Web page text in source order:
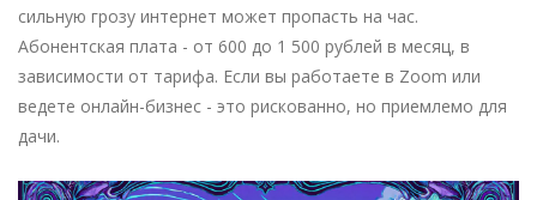
сильную грозу интернет может пропасть на час.
Абонентская плата - от 600 до 1 500 рублей в месяц, в
зависимости от тарифа. Если вы работаете в Zoom или
ведете онлайн-бизнес - это рискованно, но приемлемо для
дачи.